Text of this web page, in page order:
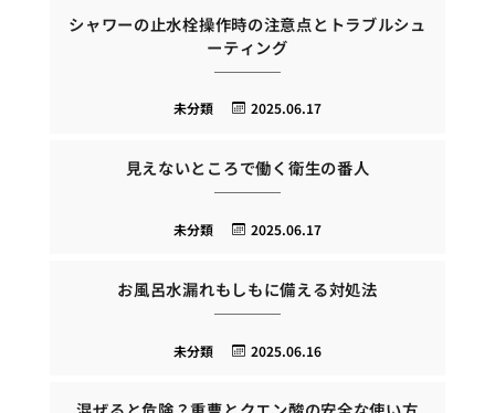
シャワーの止水栓操作時の注意点とトラブルシュ
ーティング
2025.06.17
未分類
見えないところで働く衛生の番人
2025.06.17
未分類
お風呂水漏れもしもに備える対処法
2025.06.16
未分類